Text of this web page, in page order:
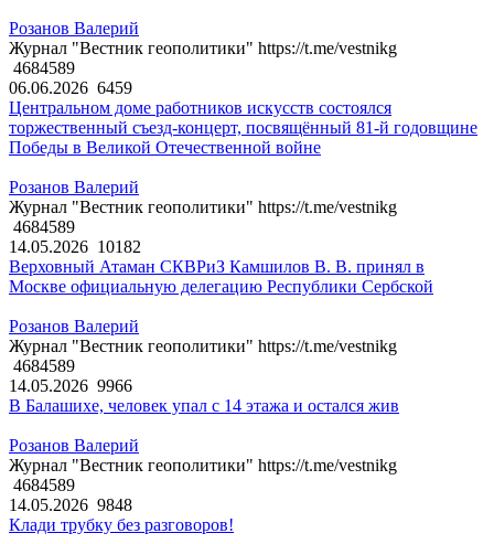
Розанов Валерий
Журнал "Вестник геополитики" https://t.me/vestnikg
4684589
06.06.2026 6459
Центральном доме работников искусств состоялся
торжественный съезд-концерт, посвящённый 81-й годовщине
Победы в Великой Отечественной войне
Розанов Валерий
Журнал "Вестник геополитики" https://t.me/vestnikg
4684589
14.05.2026 10182
Верховный Атаман СКВРиЗ Камшилов В. В. принял в
Москве официальную делегацию Республики Сербской
Розанов Валерий
Журнал "Вестник геополитики" https://t.me/vestnikg
4684589
14.05.2026 9966
В Балашихе, человек упал с 14 этажа и остался жив
Розанов Валерий
Журнал "Вестник геополитики" https://t.me/vestnikg
4684589
14.05.2026 9848
Клади трубку без разговоров!